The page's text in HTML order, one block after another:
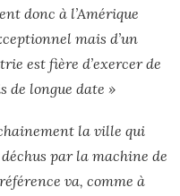
donc à l’Amérique
mais d’un
est fière d’exercer de
de longue date »
la ville qui
par la machine de
va, comme à